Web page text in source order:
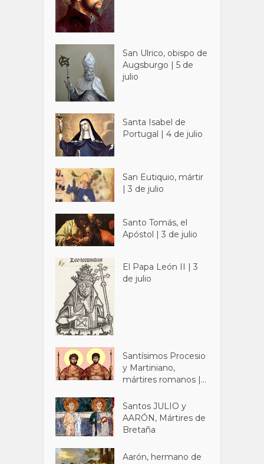
San Ulrico, obispo de
Augsburgo | 5 de
julio
Santa Isabel de
Portugal | 4 de julio
San Eutiquio, mártir
| 3 de julio
Santo Tomás, el
Apóstol | 3 de julio
El Papa León II | 3
de julio
Santísimos Procesio
y Martiniano,
mártires romanos |...
Santos JULIO y
AARÓN, Mártires de
Bretaña
Aarón, hermano de